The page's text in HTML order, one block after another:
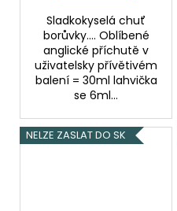
Sladkokyselá chuť
borůvky.... Oblíbené
anglické příchutě v
uživatelsky přívětivém
balení = 30ml lahvička
se 6ml...
NELZE ZASLAT DO SK